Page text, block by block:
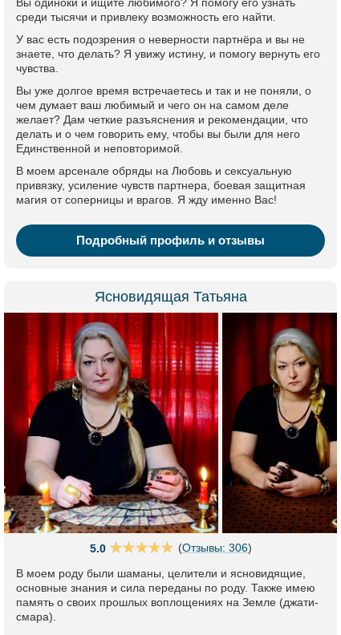
среди тысячи и привлеку возможность его найти.
У вас есть подозрения о неверности партнёра и вы не
знаете, что делать? Я увижу истину, и помогу вернуть его
чувства.
Вы уже долгое время встречаетесь и так и не поняли, о
чем думает ваш любимый и чего он на самом деле
желает? Дам четкие разъяснения и рекомендации, что
делать и о чем говорить ему, чтобы вы были для него
Единственной и неповторимой.
В моем арсенале обряды на Любовь и сексуальную
привязку, усиление чувств партнера, боевая защитная
магия от соперницы и врагов. Я жду именно Вас!
Подробный профиль и отзывы
Ясновидящая Татьяна
5.0 (Отзывы: 306)
В моем роду были шаманы, целители и ясновидящие,
основные знания и сила переданы по роду. Также имею
память о своих прошлых воплощениях на Земле (джати-
смара).